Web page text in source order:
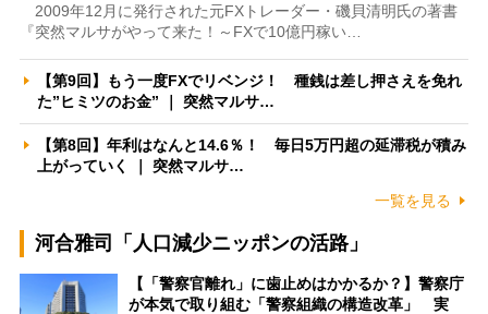
2009年12月に発行された元FXトレーダー・磯貝清明氏の著書
『突然マルサがやって来た！～FXで10億円稼い…
【第9回】もう一度FXでリベンジ！ 種銭は差し押さえを免れ
た”ヒミツのお金” ｜ 突然マルサ…
【第8回】年利はなんと14.6％！ 毎日5万円超の延滞税が積み
上がっていく ｜ 突然マルサ…
一覧を見る
河合雅司「人口減少ニッポンの活路」
【「警察官離れ」に歯止めはかかるか？】警察庁
が本気で取り組む「警察組織の構造改革」 実